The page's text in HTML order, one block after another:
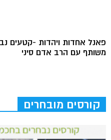
פאנל אחדות ויהדות -קטעים
משותף עם הרב אדם סיני
קורסים מובחרים